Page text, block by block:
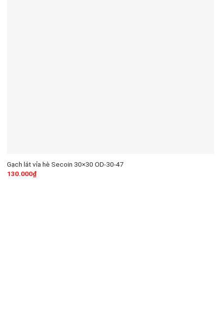
Gạch lát vỉa hè Secoin 30×30 OD-30-47
130.000₫